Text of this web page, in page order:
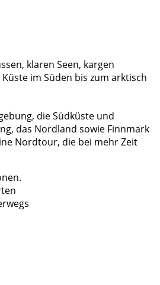
klaren Seen, kargen
im Süden bis zum arktisch
die Südküste und
das Nordland sowie Finnmark
Nordtour, die bei mehr Zeit